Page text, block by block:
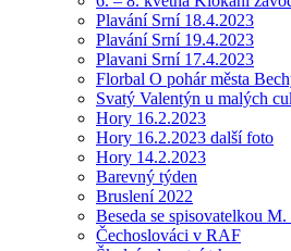
Plavání Srní 18.4.2023
Plavání Srní 19.4.2023
Plavani Srní 17.4.2023
Florbal O pohár města
Svatý Valentýn u malých
Hory 16.2.2023
Hory 16.2.2023 další foto
Hory 14.2.2023
Barevný týden
Bruslení 2022
Beseda se spisovatelkou
Čechoslováci v RAF